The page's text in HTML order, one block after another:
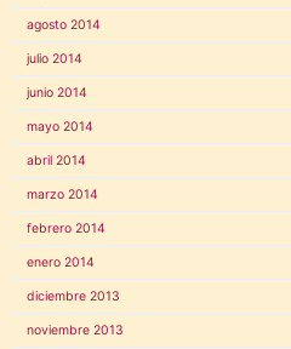
agosto 2014
julio 2014
junio 2014
mayo 2014
abril 2014
marzo 2014
febrero 2014
enero 2014
diciembre 2013
noviembre 2013